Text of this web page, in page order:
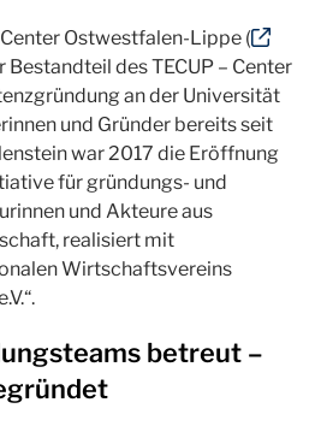
Ostwestfalen-Lippe (
Bestandteil des TECUP – Center
an der Universität
und Gründer bereits seit
war 2017 die Eröffnung
für gründungs- und
und Akteure aus
realisiert mit
Wirtschaftsvereins
betreut –